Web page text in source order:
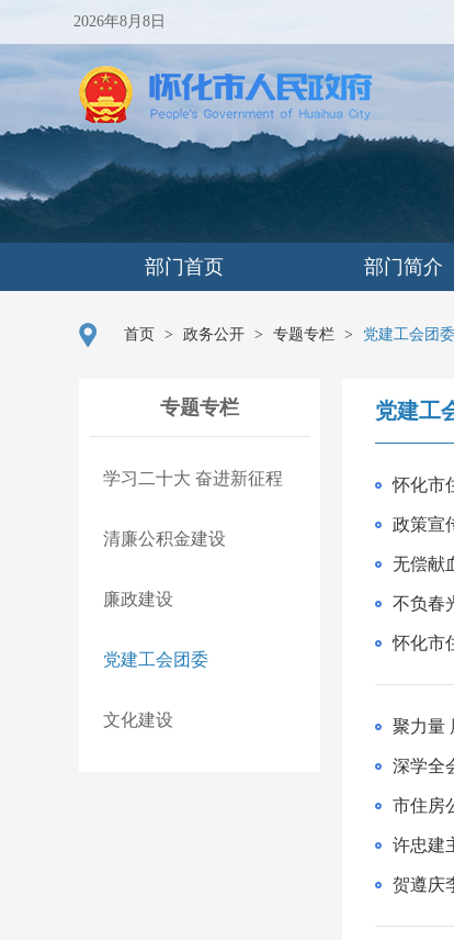
2026年8月8日
部门首页 部门简介
首页 > 政务公开 > 专题专栏 > 党建工会团委
专题专栏
学习二十大 奋进新征程
清廉公积金建设
廉政建设
党建工会团委
文化建设
党建工
怀化市
不负春
怀化市
聚力量
深学全
市住房
许忠建
贺遵庆